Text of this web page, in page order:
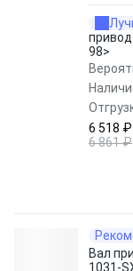
98>
6 518 ₽
6 861 ₽
Вал
1031-